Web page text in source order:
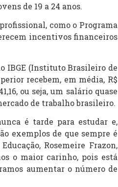
de 19 a 24 anos.
como o Programa
incentivos financeiros
IBGE (Instituto Brasileiro de
recebem, em média, R$
ou seja, um salário quase
de trabalho brasileiro.
é tarde para estudar e,
exemplos de que sempre é
Rosemeire Frazon,
o maior carinho, pois está
aumentar o número de